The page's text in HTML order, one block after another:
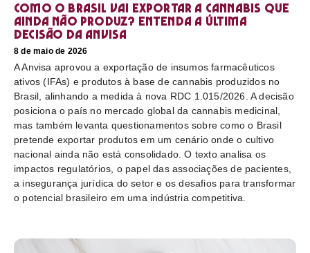
Como o Brasil vai exportar a cannabis que
ainda não produz? Entenda a última
decisão da Anvisa
8 de maio de 2026
A Anvisa aprovou a exportação de insumos farmacêuticos
ativos (IFAs) e produtos à base de cannabis produzidos no
Brasil, alinhando a medida à nova RDC 1.015/2026. A decisão
posiciona o país no mercado global da cannabis medicinal,
mas também levanta questionamentos sobre como o Brasil
pretende exportar produtos em um cenário onde o cultivo
nacional ainda não está consolidado. O texto analisa os
impactos regulatórios, o papel das associações de pacientes,
a insegurança jurídica do setor e os desafios para transformar
o potencial brasileiro em uma indústria competitiva.